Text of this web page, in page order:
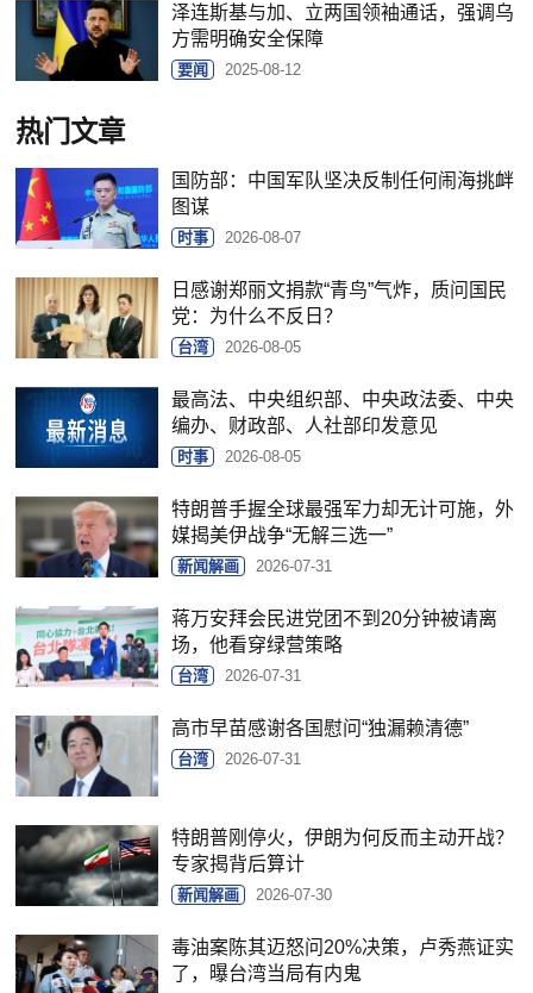
泽连斯基与加、立两国领袖通话，强调乌
方需明确安全保障
要闻 2025-08-12
热门文章
国防部：中国军队坚决反制任何闹海挑衅
图谋
时事 2026-08-07
日感谢郑丽文捐款“青鸟”气炸，质问国民
党：为什么不反日？
台湾 2026-08-05
最高法、中央组织部、中央政法委、中央
编办、财政部、人社部印发意见
时事 2026-08-05
特朗普手握全球最强军力却无计可施，外
媒揭美伊战争“无解三选一”
新闻解画 2026-07-31
蒋万安拜会民进党团不到20分钟被请离
场，他看穿绿营策略
台湾 2026-07-31
高市早苗感谢各国慰问“独漏赖清德”
台湾 2026-07-31
特朗普刚停火，伊朗为何反而主动开战？
专家揭背后算计
新闻解画 2026-07-30
毒油案陈其迈怒问20%决策，卢秀燕证实
了，曝台湾当局有内鬼